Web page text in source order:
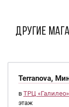
ДРУГИЕ
Terranova,
в ТРЦ «Галилео»
этаж